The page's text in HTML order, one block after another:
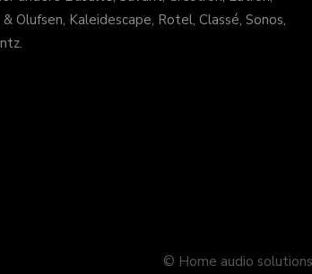
Olufsen, Kaleidescape, Rotel, Classé, Sonos,
© Home audio